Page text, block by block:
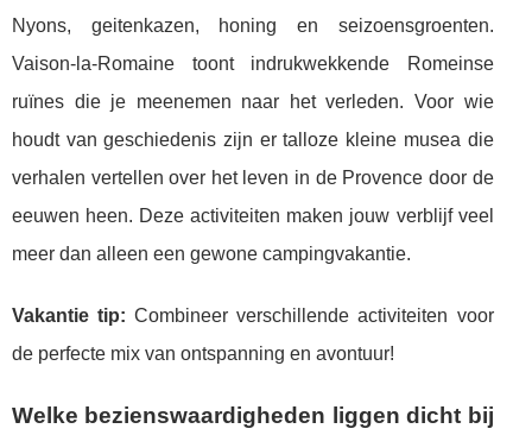
Nyons, geitenkazen, honing en seizoensgroenten.
Vaison-la-Romaine toont indrukwekkende Romeinse
ruïnes die je meenemen naar het verleden. Voor wie
houdt van geschiedenis zijn er talloze kleine musea die
verhalen vertellen over het leven in de Provence door de
eeuwen heen. Deze activiteiten maken jouw verblijf veel
meer dan alleen een gewone campingvakantie.
Vakantie tip: Combineer verschillende activiteiten voor
de perfecte mix van ontspanning en avontuur!
Welke bezienswaardigheden liggen dicht bij